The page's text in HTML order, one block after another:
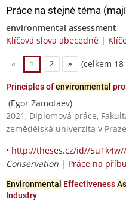
Práce na stejné téma
environmental assessment
Klíčová slova abecedně |
« 1 2 » (celkem
Principles ofenvironmental
(Egor Zamotaev)
2021, Diplomová práce,
zemědělská univerzita v Praze
• http://theses.cz/id//5u1k4w//
Conservation | Práce na
Environmental Effectiveness
Industry